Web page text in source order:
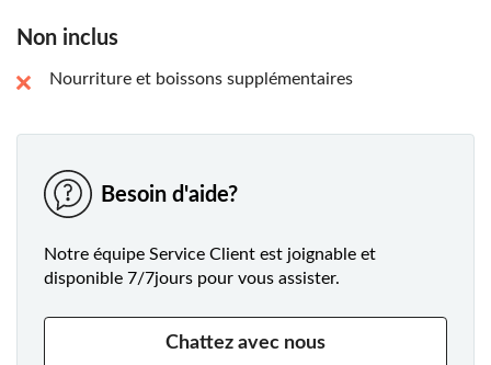
Non inclus
Nourriture et boissons supplémentaires
Besoin d'aide?
Notre équipe Service Client est joignable et
disponible 7/7jours pour vous assister.
Chattez avec nous